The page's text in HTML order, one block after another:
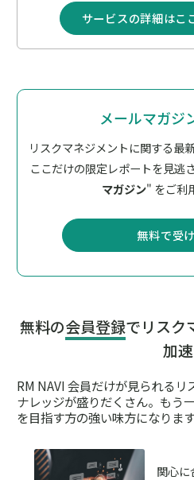
サービスの詳細はこ
メールマガジ
リスクマネジメントに関する最
ここだけの限定レポートを見逃
マガジン" をご利
無料で受
無料の会員登録でリスク
加速
RM NAVI 会員だけが見られるリ
ナレッジが盛りだくさん。 もう
を目指す方の強い味方になります
関心に